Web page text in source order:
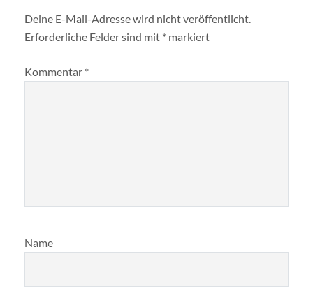
Deine E-Mail-Adresse wird nicht veröffentlicht.
Erforderliche Felder sind mit * markiert
Kommentar *
Name